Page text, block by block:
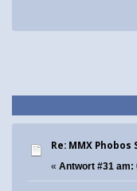
Re: MMX Phobos
« Antwort #31 am: